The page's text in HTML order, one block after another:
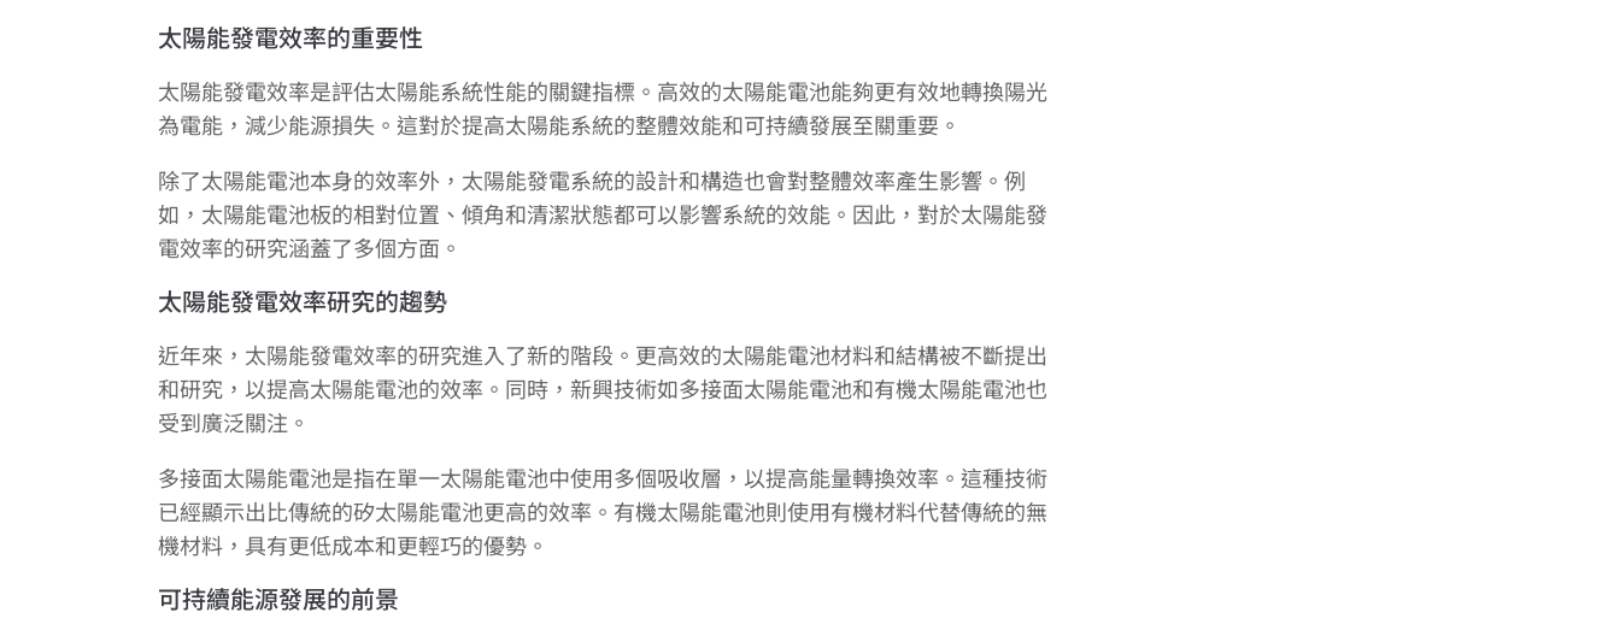
太陽能發電效率的重要性
太陽能發電效率是評估太陽能系統性能的關鍵指標。高效的太陽能電池能夠更有效地轉換陽光
為電能，減少能源損失。這對於提高太陽能系統的整體效能和可持續發展至關重要。
除了太陽能電池本身的效率外，太陽能發電系統的設計和構造也會對整體效率產生影響。例
如，太陽能電池板的相對位置、傾角和清潔狀態都可以影響系統的效能。因此，對於太陽能發
電效率的研究涵蓋了多個方面。
太陽能發電效率研究的趨勢
近年來，太陽能發電效率的研究進入了新的階段。更高效的太陽能電池材料和結構被不斷提出
和研究，以提高太陽能電池的效率。同時，新興技術如多接面太陽能電池和有機太陽能電池也
受到廣泛關注。
多接面太陽能電池是指在單一太陽能電池中使用多個吸收層，以提高能量轉換效率。這種技術
已經顯示出比傳統的矽太陽能電池更高的效率。有機太陽能電池則使用有機材料代替傳統的無
機材料，具有更低成本和更輕巧的優勢。
可持續能源發展的前景